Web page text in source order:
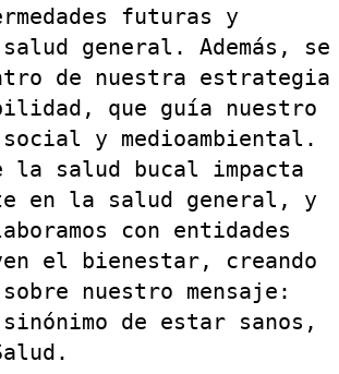
futuras y
general. Además, se
de nuestra estrategia
que guía nuestro
social y medioambiental.
la salud bucal impacta
en la salud general, y
con entidades
el bienestar, creando
nuestro mensaje:
de estar sanos,